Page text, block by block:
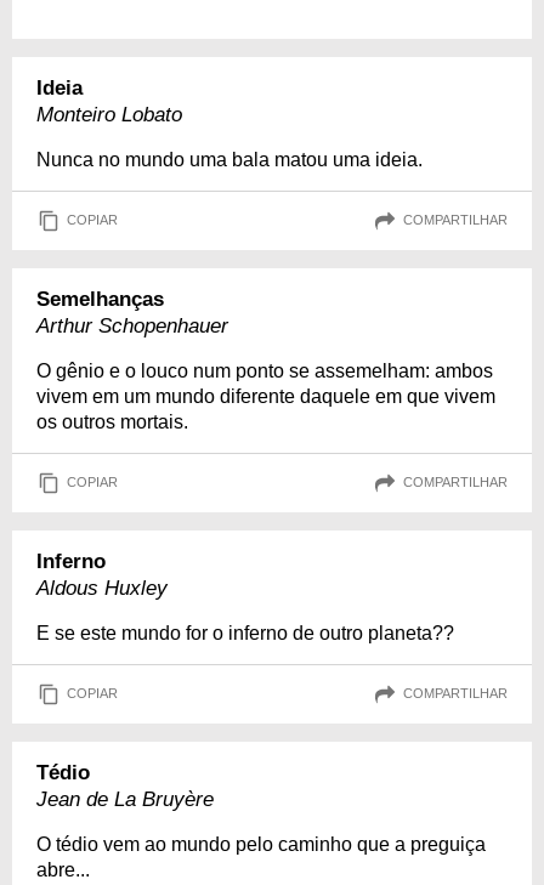
Ideia
Monteiro Lobato
Nunca no mundo uma bala matou uma ideia.
COPIAR COMPARTILHAR
Semelhanças
Arthur Schopenhauer
O gênio e o louco num ponto se assemelham: ambos
vivem em um mundo diferente daquele em que vivem
os outros mortais.
COPIAR COMPARTILHAR
Inferno
Aldous Huxley
E se este mundo for o inferno de outro planeta??
COPIAR COMPARTILHAR
Tédio
Jean de La Bruyère
O tédio vem ao mundo pelo caminho que a preguiça
abre...